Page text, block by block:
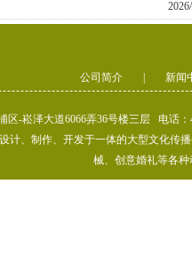
公司简介 新闻
区-崧泽大道6066弄36号楼三层 电话
计、制作、开发于一体的大型文化传
械、创意婚礼等各